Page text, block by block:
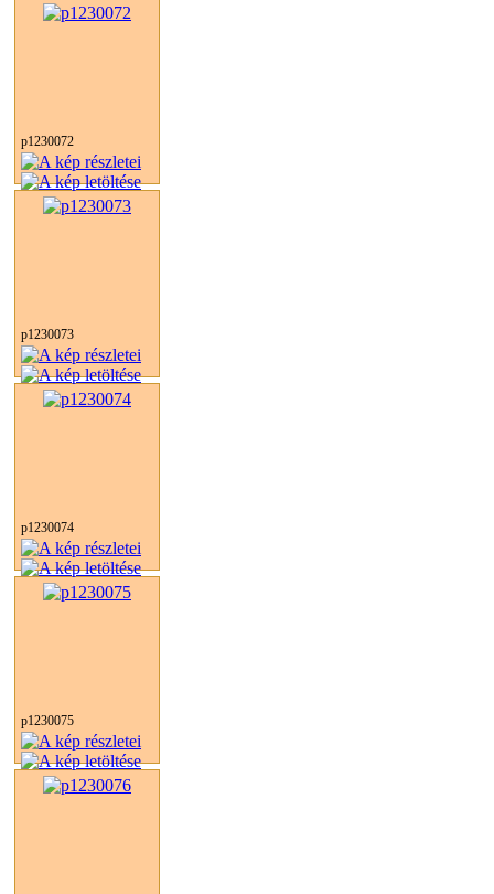
p1230072
p1230073
p1230074
p1230075